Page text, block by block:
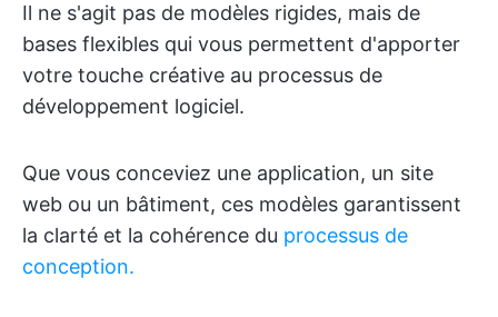
Il ne s'agit pas de modèles rigides, mais de
bases flexibles qui vous permettent d'apporter
votre touche créative au processus de
développement logiciel.
Que vous conceviez une application, un site
web ou un bâtiment, ces modèles garantissent
la clarté et la cohérence du processus de
conception.